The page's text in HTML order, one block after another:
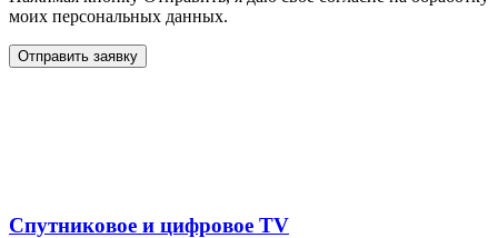
моих персональных данных.
Отправить заявку
Спутниковое и цифровое TV